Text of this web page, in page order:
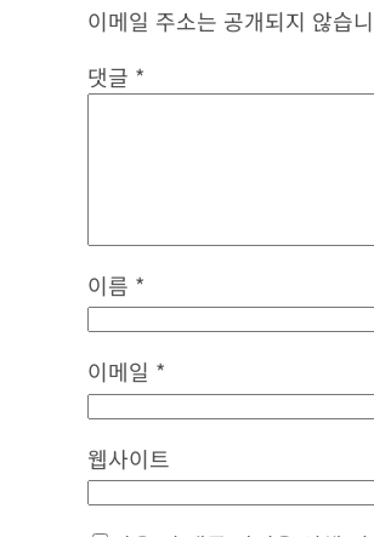
이메일 주소는 공개되지 않습
댓글 *
이름 *
이메일 *
웹사이트